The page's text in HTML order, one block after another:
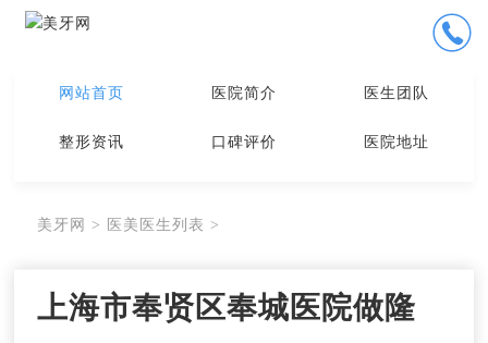
网站首页 医院简介 医生团队
整形资讯 口碑评价 医院地址
美牙网 > 医美医生列表 >
上海市奉贤区奉城医院做隆